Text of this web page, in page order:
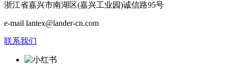
浙江省嘉兴市南湖区(嘉兴工业园)诚信路95号
e-mail lantex@lander-cn.com
联系我们